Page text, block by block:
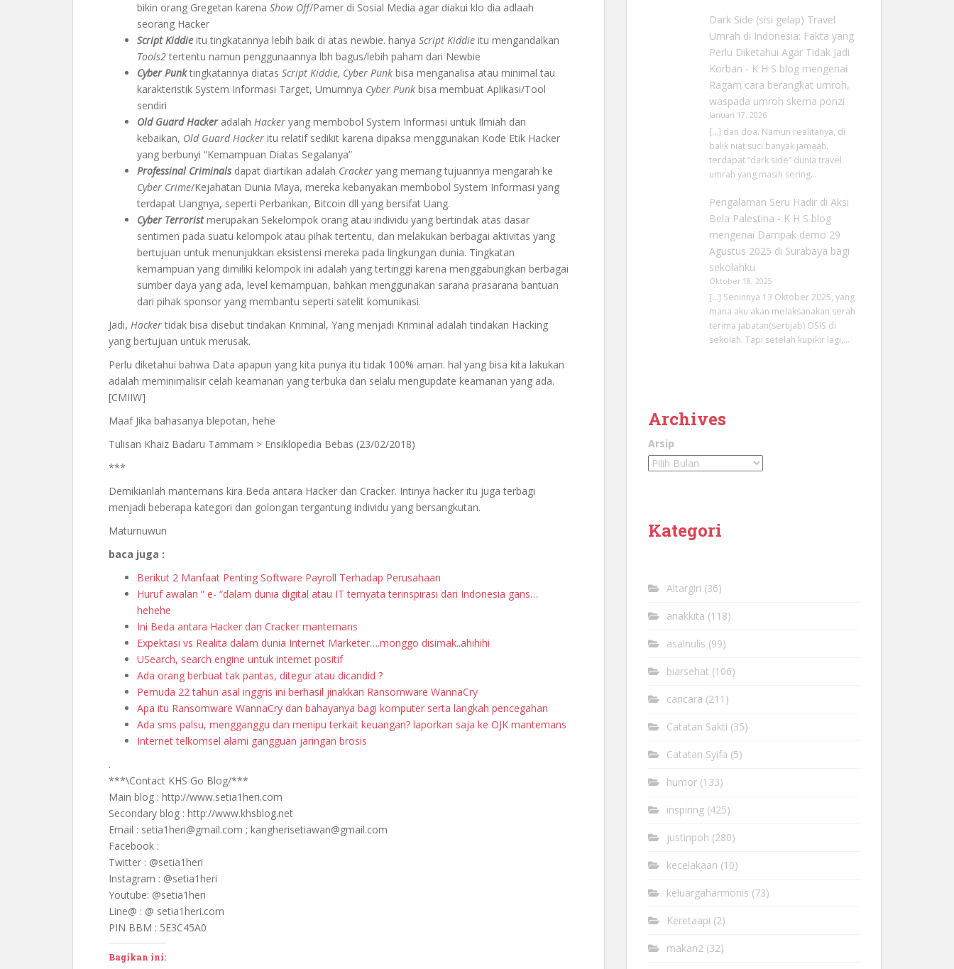
bikin orang Gregetan karena Show Off/Pamer di Sosial Media agar diakui klo dia adlaah
seorang Hacker
Script Kiddie itu tingkatannya lebih baik di atas newbie. hanya Script Kiddie itu mengandalkan
Tools2 tertentu namun penggunaannya lbh bagus/lebih paham dari Newbie
Cyber Punktingkatannya diatas Script Kiddie, Cyber Punk bisa menganalisa atau minimal tau
karakteristik System Informasi Target, Umumnya Cyber Punk bisa membuat Aplikasi/Tool
sendiri
Old Guard Hacker adalah Hacker yang membobol System Informasi untuk Ilmiah dan
kebaikan, Old Guard Hacker itu relatif sedikit karena dipaksa menggunakan Kode Etik Hacker
yang berbunyi “Kemampuan Diatas Segalanya”
Professinal Criminals dapat diartikan adalah Cracker yang memang tujuannya mengarah ke
Cyber Crime/Kejahatan Dunia Maya, mereka kebanyakan membobol System Informasi yang
terdapat Uangnya, seperti Perbankan, Bitcoin dll yang bersifat Uang.
Cyber Terroristmerupakan Sekelompok orang atau individu yang bertindak atas dasar
sentimen pada suatu kelompok atau pihak tertentu, dan melakukan berbagai aktivitas yang
bertujuan untuk menunjukkan eksistensi mereka pada lingkungan dunia. Tingkatan
kemampuan yang dimiliki kelompok ini adalah yang tertinggi karena menggabungkan berbagai
sumber daya yang ada, level kemampuan, bahkan menggunakan sarana prasarana bantuan
dari pihak sponsor yang membantu seperti satelit komunikasi.
Jadi, Hacker tidak bisa disebut tindakan Kriminal, Yang menjadi Kriminal adalah tindakan Hacking
yang bertujuan untuk merusak.
Perlu diketahui bahwa Data apapun yang kita punya itu tidak 100% aman. hal yang bisa kita lakukan
adalah meminimalisir celah keamanan yang terbuka dan selalu mengupdate keamanan yang ada.
[CMIIW]
Maaf Jika bahasanya blepotan, hehe
Tulisan Khaiz Badaru Tammam > ‎Ensiklopedia Bebas (23/02/2018)
***
Demikianlah mantemans kira Beda antara Hacker dan Cracker. Intinya hacker itu juga terbagi
menjadi beberapa kategori dan golongan tergantung individu yang bersangkutan.
Maturnuwun
baca juga :
Berikut 2 Manfaat Penting Software Payroll Terhadap Perusahaan
Huruf awalan ” e- “dalam dunia digital atau IT ternyata terinspirasi dari Indonesia gans…
hehehe
Ini Beda antara Hacker dan Cracker mantemans
Expektasi vs Realita dalam dunia Internet Marketer….monggo disimak..ahihihi
USearch, search engine untuk internet positif
Ada orang berbuat tak pantas, ditegur atau dicandid ?
Pemuda 22 tahun asal inggris ini berhasil jinakkan Ransomware WannaCry
Apa itu Ransomware WannaCry dan bahayanya bagi komputer serta langkah pencegahan
Ada sms palsu, mengganggu dan menipu terkait keuangan? laporkan saja ke OJK mantemans
Internet telkomsel alami gangguan jaringan brosis
.
***\Contact KHS Go Blog/***
Main blog : http://www.setia1heri.com
Secondary blog : http://www.khsblog.net
Email : setia1heri@gmail.com ; kangherisetiawan@gmail.com
Facebook :
Twitter : @setia1heri
Instagram : @setia1heri
Youtube: @setia1heri
Line@ : @ setia1heri.com
PIN BBM : 5E3C45A0
Bagikan ini:
Dark Side (sisi gelap) Travel
Umrah di Indonesia: Fakta yang
Perlu Diketahui Agar Tidak Jadi
Korban - K H S blogmengenai
Ragam cara berangkat umroh,
waspada umroh skema ponzi
Januari 17, 2026
[…] dan doa. Namun realitanya, di
balik niat suci banyak jamaah,
terdapat “dark side” dunia travel
umrah yang masih sering…
Pengalaman Seru Hadir di Aksi
Bela Palestina - K H S blog
mengenai Dampak demo 29
Agustus 2025 di Surabaya bagi
sekolahku
Oktober 18, 2025
[…] Seninnya 13 Oktober 2025, yang
mana aku akan melaksanakan serah
terima jabatan(sertijab) OSIS di
sekolah. Tapi setelah kupikir lagi,…
Archives
Arsip
Kategori
Altargiri (36)
anakkita (118)
asalnulis (99)
biarsehat (106)
caricara (211)
Catatan Sakti (35)
Catatan Syifa (5)
humor (133)
inspiring (425)
justinpoh (280)
kecelakaan (10)
keluargaharmonis (73)
Keretaapi (2)
makan2 (32)